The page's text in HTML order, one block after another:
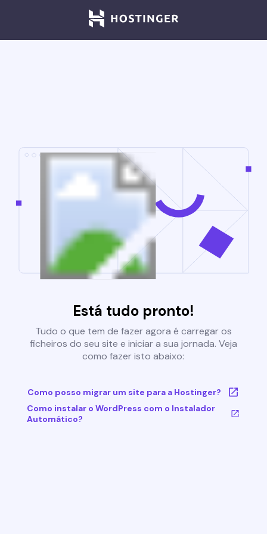
Está tudo pronto!
Tudo o que tem de fazer agora é carregar os
ficheiros do seu site e iniciar a sua jornada. Veja
como fazer isto abaixo:
Como posso migrar um site para a Hostinger?
Como instalar o WordPress com o Instalador
Automático?